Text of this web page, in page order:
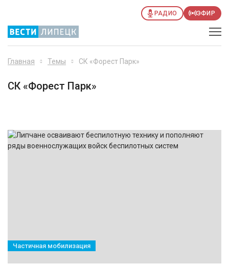
РАДИО ЭФИР
Главная Темы СК «Форест Парк»
СК «Форест Парк»
Частичная мобилизация